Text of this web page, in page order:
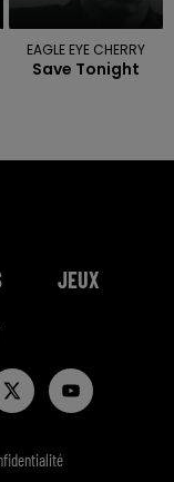
EAGLE EYE CHERRY
Save Tonight
JEUX